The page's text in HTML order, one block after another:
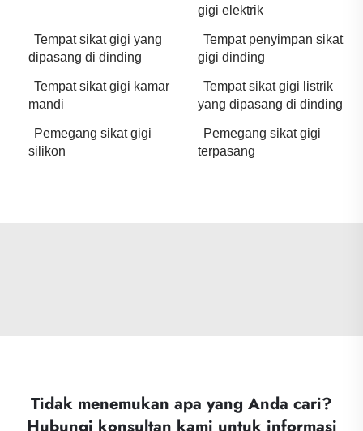
gigi elektrik
Tempat sikat gigi yang
dipasang di dinding
Tempat penyimpan sikat
gigi dinding
Tempat sikat gigi kamar
mandi
Tempat sikat gigi listrik
yang dipasang di dinding
Pemegang sikat gigi
silikon
Pemegang sikat gigi
terpasang
Tidak menemukan apa yang Anda cari?